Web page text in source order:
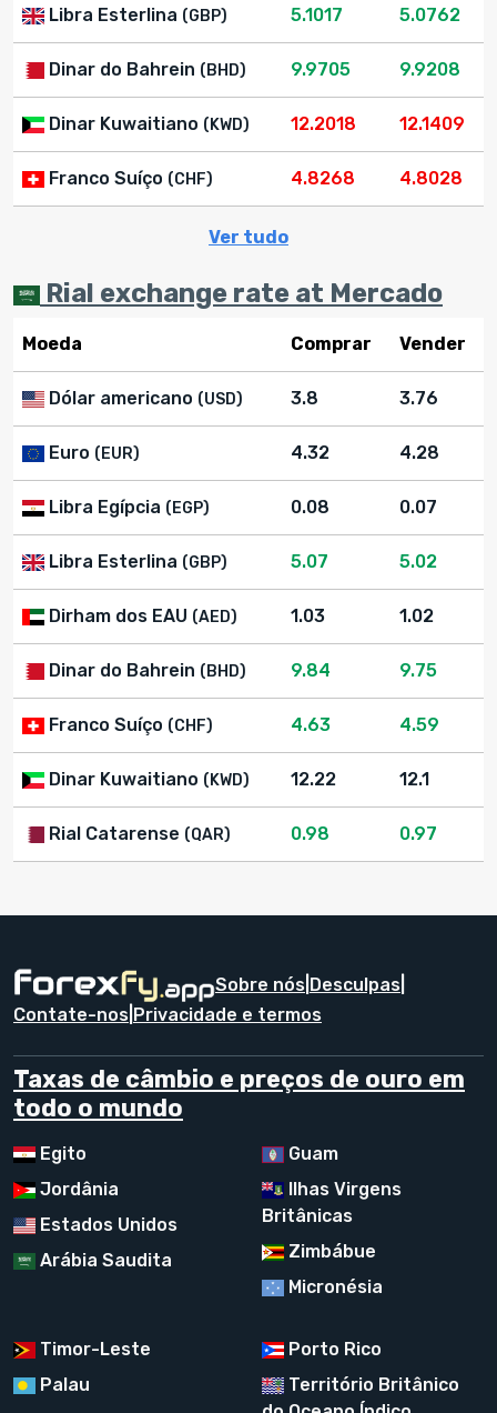
Libra Esterlina (GBP) 5.1017 5.0762
Dinar do Bahrein (BHD) 9.9705 9.9208
Dinar Kuwaitiano (KWD) 12.2018 12.1409
Franco Suíço (CHF) 4.8268 4.8028
Ver tudo
Rial exchange rate at Mercado
Moeda Comprar Vender
Dólar americano (USD) 3.8 3.76
Euro (EUR) 4.32 4.28
Libra Egípcia (EGP) 0.08 0.07
Libra Esterlina (GBP) 5.07 5.02
Dirham dos EAU (AED) 1.03 1.02
Dinar do Bahrein (BHD) 9.84 9.75
Franco Suíço (CHF) 4.63 4.59
Dinar Kuwaitiano (KWD) 12.22 12.1
Rial Catarense (QAR) 0.98 0.97
Sobre nós Desculpas
Contate-nos Privacidade e termos
Taxas de câmbio e preços de ouro em
todo o mundo
Egito
Jordânia
Estados Unidos
Arábia Saudita
Guam
Ilhas Virgens
Britânicas
Zimbábue
Micronésia
Timor-Leste
Palau
Porto Rico
Território Britânico